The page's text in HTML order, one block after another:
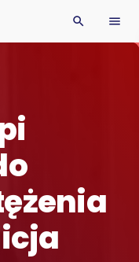
search menu